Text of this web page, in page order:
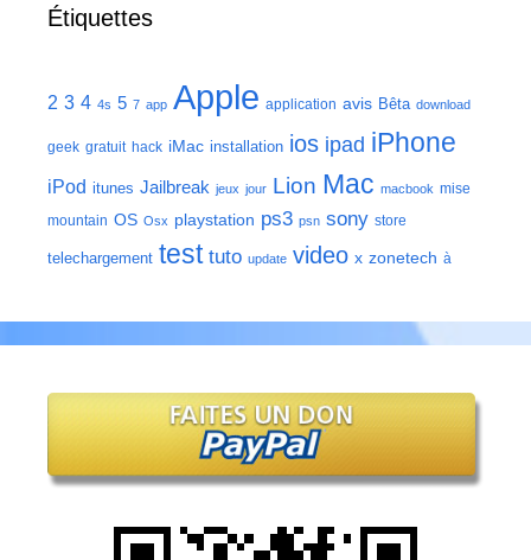
Étiquettes
2 3 4 4s 5 7 app Apple application avis Bêta download
geek gratuit hack iMac installation ios ipad iPhone
iPod itunes Jailbreak jeux jour Lion Mac macbook mise
mountain OS Osx playstation ps3 psn sony store
telechargement test tuto update video x zonetech à